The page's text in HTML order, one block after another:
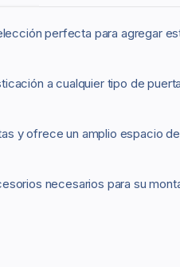
perfecta para agregar
a cualquier tipo de
y ofrece un amplio espacio
necesarios para su